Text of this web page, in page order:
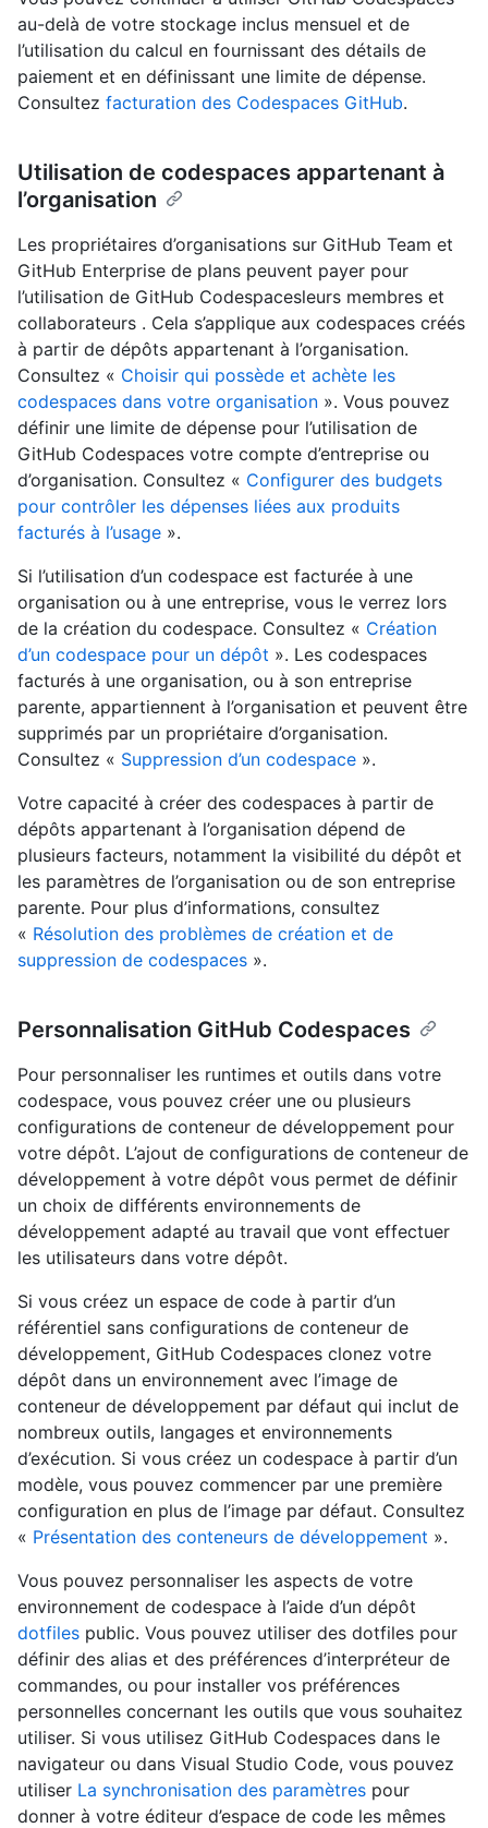
au-delà de votre stockage inclus mensuel et de
l’utilisation du calcul en fournissant des détails de
paiement et en définissant une limite de dépense.
Consultez facturation des Codespaces GitHub.
Utilisation de codespaces appartenant à
l’organisation
Les propriétaires d’organisations sur GitHub Team et
GitHub Enterprise de plans peuvent payer pour
l’utilisation de GitHub Codespacesleurs membres et
collaborateurs . Cela s’applique aux codespaces créés
à partir de dépôts appartenant à l’organisation.
Consultez « Choisir qui possède et achète les
codespaces dans votre organisation ». Vous pouvez
définir une limite de dépense pour l’utilisation de
GitHub Codespaces votre compte d’entreprise ou
d’organisation. Consultez « Configurer des budgets
pour contrôler les dépenses liées aux produits
facturés à l’usage ».
Si l’utilisation d’un codespace est facturée à une
organisation ou à une entreprise, vous le verrez lors
de la création du codespace. Consultez « Création
d’un codespace pour un dépôt ». Les codespaces
facturés à une organisation, ou à son entreprise
parente, appartiennent à l’organisation et peuvent être
supprimés par un propriétaire d’organisation.
Consultez « Suppression d’un codespace ».
Votre capacité à créer des codespaces à partir de
dépôts appartenant à l’organisation dépend de
plusieurs facteurs, notamment la visibilité du dépôt et
les paramètres de l’organisation ou de son entreprise
parente. Pour plus d’informations, consultez
« Résolution des problèmes de création et de
suppression de codespaces ».
Personnalisation GitHub Codespaces
Pour personnaliser les runtimes et outils dans votre
codespace, vous pouvez créer une ou plusieurs
configurations de conteneur de développement pour
votre dépôt. L’ajout de configurations de conteneur de
développement à votre dépôt vous permet de définir
un choix de différents environnements de
développement adapté au travail que vont effectuer
les utilisateurs dans votre dépôt.
Si vous créez un espace de code à partir d’un
référentiel sans configurations de conteneur de
développement, GitHub Codespaces clonez votre
dépôt dans un environnement avec l’image de
conteneur de développement par défaut qui inclut de
nombreux outils, langages et environnements
d’exécution. Si vous créez un codespace à partir d’un
modèle, vous pouvez commencer par une première
configuration en plus de l’image par défaut. Consultez
« Présentation des conteneurs de développement ».
Vous pouvez personnaliser les aspects de votre
environnement de codespace à l’aide d’un dépôt
dotfiles public. Vous pouvez utiliser des dotfiles pour
définir des alias et des préférences d’interpréteur de
commandes, ou pour installer vos préférences
personnelles concernant les outils que vous souhaitez
utiliser. Si vous utilisez GitHub Codespaces dans le
navigateur ou dans Visual Studio Code, vous pouvez
utiliser La synchronisation des paramètres pour
donner à votre éditeur d’espace de code les mêmes